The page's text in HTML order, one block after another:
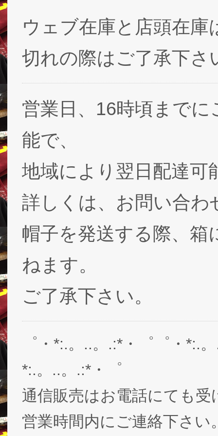
ウェブ在庫と店頭在
切れの際はご了承下さ
営業日、16時頃まで
能で、
地域により翌日配達可
詳しくは、お問い合わ
帽子を発送する際、箱
ねます。
ご了承下さい。
゜・*:.。..。.:*・゜゜・*:.
*:.。..。.:*・゜
通信販売はお電話にても
営業時間内にご連絡下さい